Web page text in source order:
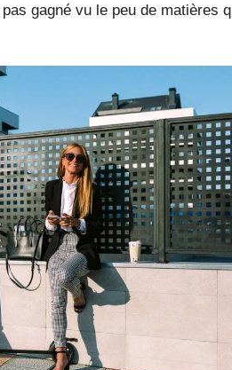
gagné vu le peu de matières